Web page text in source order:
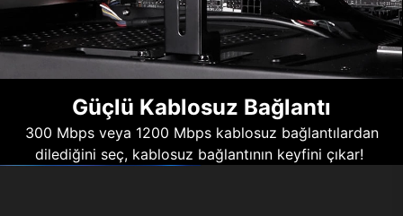
Güçlü Kablosuz Bağlantı
300 Mbps veya 1200 Mbps kablosuz bağlantılardan
dilediğini seç, kablosuz bağlantının keyfini çıkar!